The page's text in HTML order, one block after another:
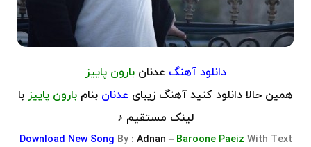
دانلود آهنگ عدنان بارون پاییز
همین حالا دانلود کنید آهنگ زیبای عدنان بنام بارون پاییز با
لینک مستقیم ♪
Download New Song By : Adnan – Baroone Paeiz With Text